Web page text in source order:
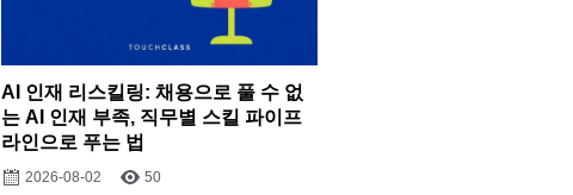
AI 인재 리스킬링: 채용으로 풀 수 없
는 AI 인재 부족, 직무별 스킬 파이프
라인으로 푸는 법
2026-08-02 50